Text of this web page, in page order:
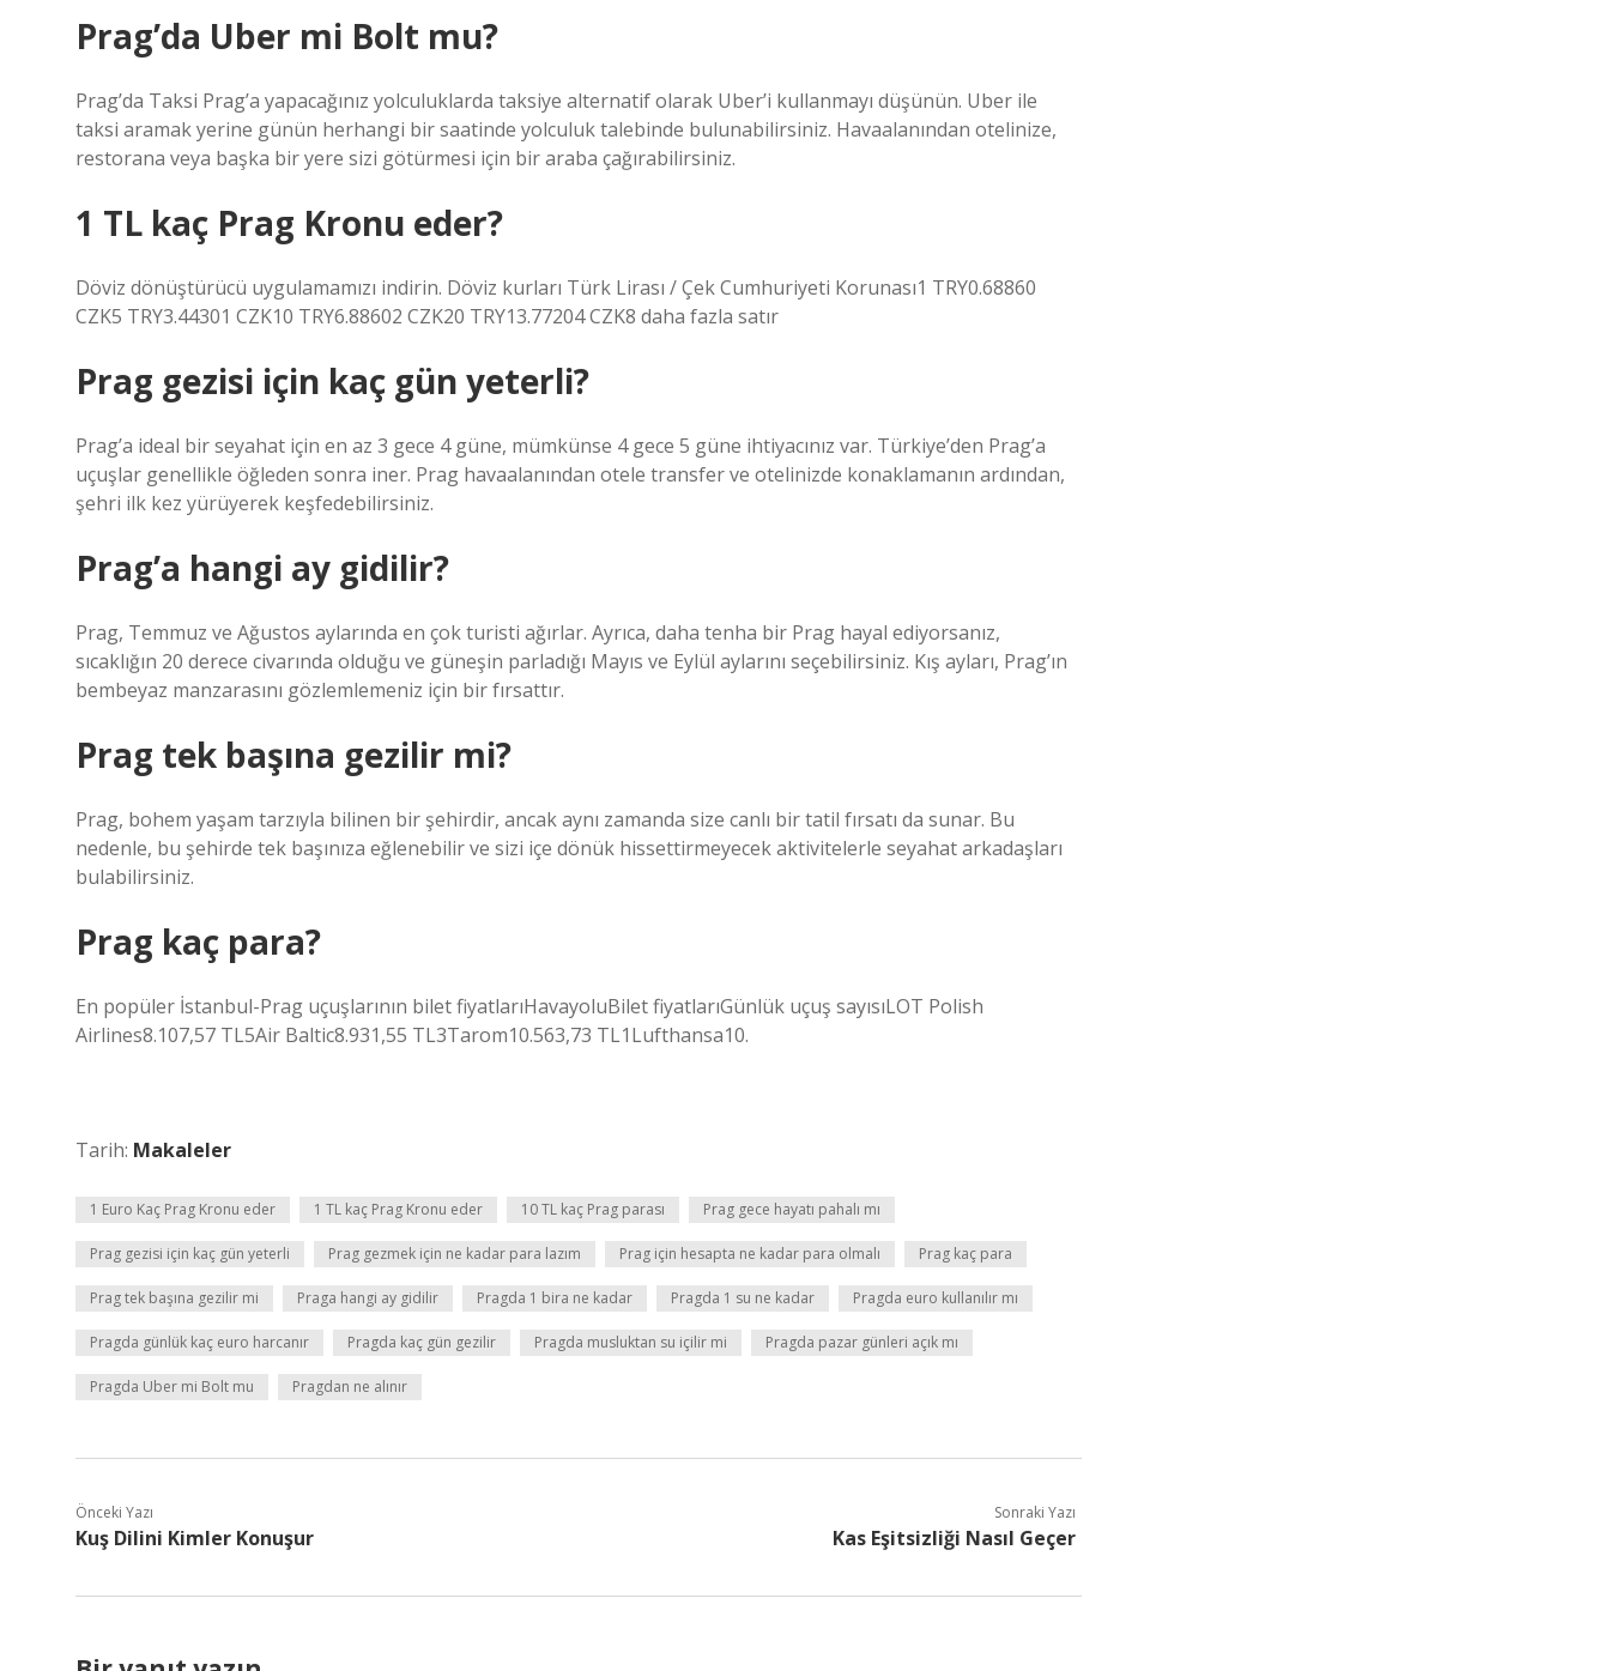
Prag’da Uber mi Bolt mu?
Prag’da Taksi Prag’a yapacağınız yolculuklarda taksiye alternatif olarak Uber’i kullanmayı düşünün. Uber ile
taksi aramak yerine günün herhangi bir saatinde yolculuk talebinde bulunabilirsiniz. Havaalanından otelinize,
restorana veya başka bir yere sizi götürmesi için bir araba çağırabilirsiniz.
1 TL kaç Prag Kronu eder?
Döviz dönüştürücü uygulamamızı indirin. Döviz kurları Türk Lirası / Çek Cumhuriyeti Korunası1 TRY0.68860
CZK5 TRY3.44301 CZK10 TRY6.88602 CZK20 TRY13.77204 CZK8 daha fazla satır
Prag gezisi için kaç gün yeterli?
Prag’a ideal bir seyahat için en az 3 gece 4 güne, mümkünse 4 gece 5 güne ihtiyacınız var. Türkiye’den Prag’a
uçuşlar genellikle öğleden sonra iner. Prag havaalanından otele transfer ve otelinizde konaklamanın ardından,
şehri ilk kez yürüyerek keşfedebilirsiniz.
Prag’a hangi ay gidilir?
Prag, Temmuz ve Ağustos aylarında en çok turisti ağırlar. Ayrıca, daha tenha bir Prag hayal ediyorsanız,
sıcaklığın 20 derece civarında olduğu ve güneşin parladığı Mayıs ve Eylül aylarını seçebilirsiniz. Kış ayları, Prag’ın
bembeyaz manzarasını gözlemlemeniz için bir fırsattır.
Prag tek başına gezilir mi?
Prag, bohem yaşam tarzıyla bilinen bir şehirdir, ancak aynı zamanda size canlı bir tatil fırsatı da sunar. Bu
nedenle, bu şehirde tek başınıza eğlenebilir ve sizi içe dönük hissettirmeyecek aktivitelerle seyahat arkadaşları
bulabilirsiniz.
Prag kaç para?
En popüler İstanbul-Prag uçuşlarının bilet fiyatlarıHavayoluBilet fiyatlarıGünlük uçuş sayısıLOT Polish
Airlines8.107,57 TL5Air Baltic8.931,55 TL3Tarom10.563,73 TL1Lufthansa10.
Tarih: Makaleler
1 Euro Kaç Prag Kronu eder 1 TL kaç Prag Kronu eder 10 TL kaç Prag parası Prag gece hayatı pahalı mı
Prag gezisi için kaç gün yeterli Prag gezmek için ne kadar para lazım Prag için hesapta ne kadar para olmalı Prag kaç para
Prag tek başına gezilir mi Praga hangi ay gidilir Pragda 1 bira ne kadar Pragda 1 su ne kadar Pragda euro kullanılır mı
Pragda günlük kaç euro harcanır Pragda kaç gün gezilir Pragda musluktan su içilir mi Pragda pazar günleri açık mı
Pragda Uber mi Bolt mu Pragdan ne alınır
Önceki Yazı
Kuş Dilini Kimler Konuşur
Sonraki Yazı
Kas Eşitsizliği Nasıl Geçer